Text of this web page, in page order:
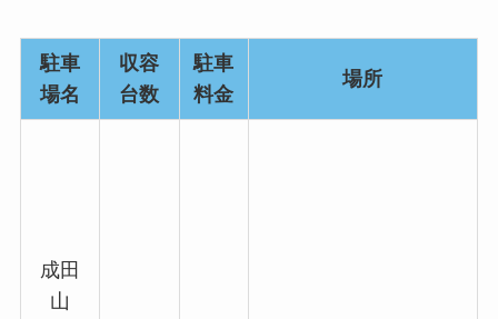
駐車
場名
収容
台数
駐車
料金
場所
成田
山